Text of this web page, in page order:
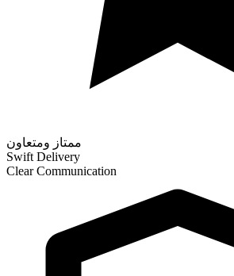
ممتاز ومتعاون
Swift Delivery
Clear Communication